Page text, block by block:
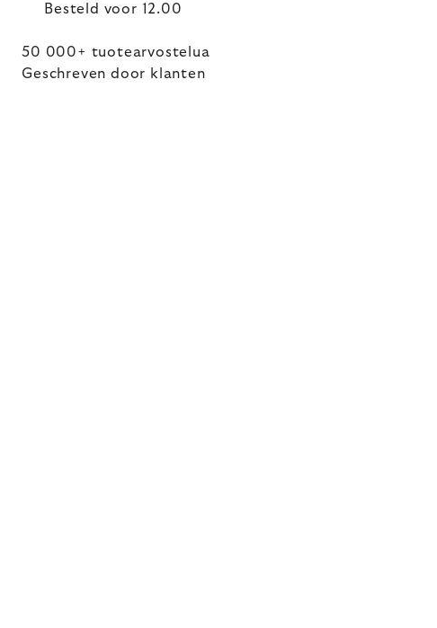
Besteld voor 12.00
50 000+ tuotearvostelua
Geschreven door klanten